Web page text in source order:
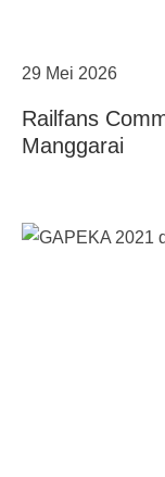
29 Mei 2026
Railfans
Manggarai